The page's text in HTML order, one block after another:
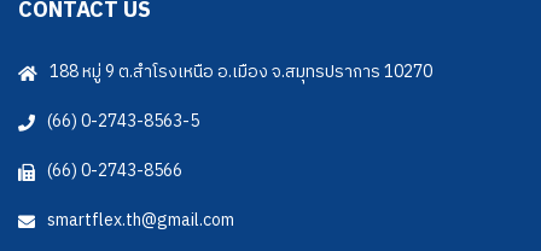
CONTACT US
188 หมู่ 9 ต.สำโรงเหนือ อ.เมือง จ.สมุทรปราการ 10270
(66) 0-2743-8563-5
(66) 0-2743-8566
smartflex.th@gmail.com